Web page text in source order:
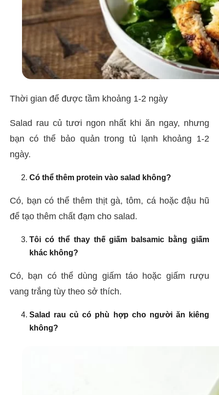
Thời gian để được tầm khoảng 1-2 ngày
Salad rau củ tươi ngon nhất khi ăn ngay, nhưng
bạn có thể bảo quản trong tủ lạnh khoảng 1-2
ngày.
Có thể thêm protein vào salad không?
Có, bạn có thể thêm thịt gà, tôm, cá hoặc đậu hũ
để tạo thêm chất đạm cho salad.
Tôi có thể thay thế giấm balsamic bằng giấm
khác không?
Có, bạn có thể dùng giấm táo hoặc giấm rượu
vang trắng tùy theo sở thích.
Salad rau củ có phù hợp cho người ăn kiêng
không?